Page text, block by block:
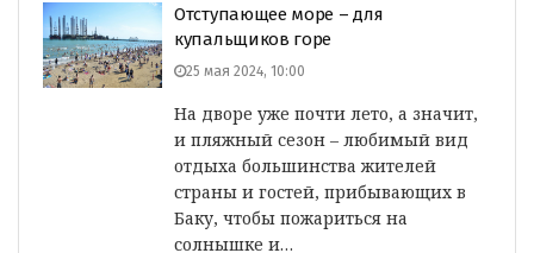
Отступающее море – для
купальщиков горе
25 мая 2024, 10:00
На дворе уже почти лето, а значит,
и пляжный сезон – любимый вид
отдыха большинства жителей
страны и гостей, прибывающих в
Баку, чтобы пожариться на
солнышке и…